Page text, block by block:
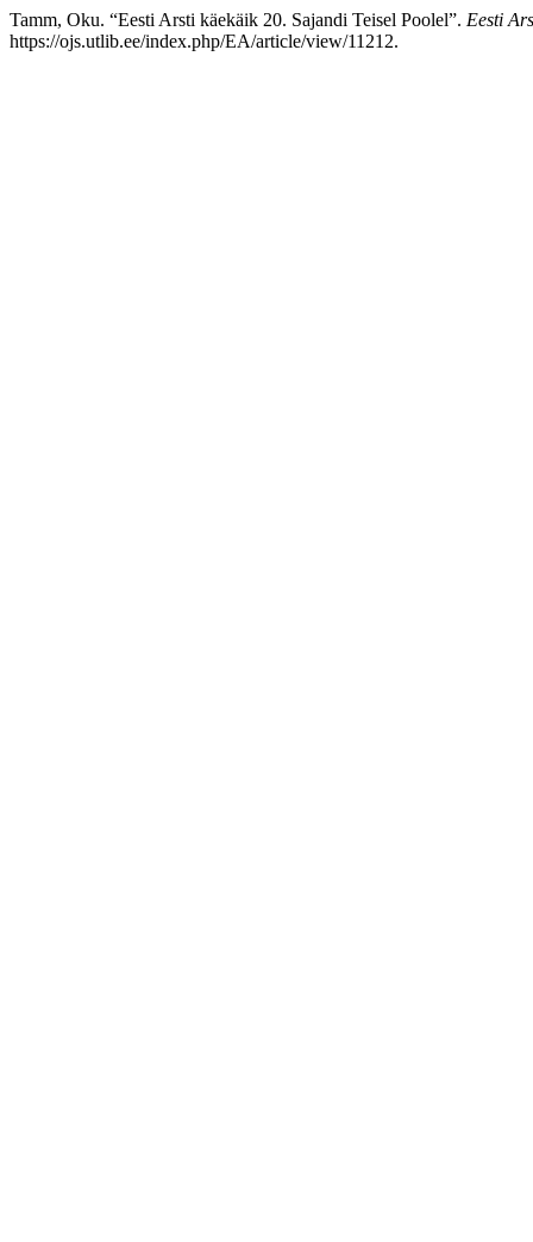
Tamm, Oku. “Eesti Arsti käekäik 20. Sajandi Teisel Poolel”. Eesti
https://ojs.utlib.ee/index.php/EA/article/view/11212.